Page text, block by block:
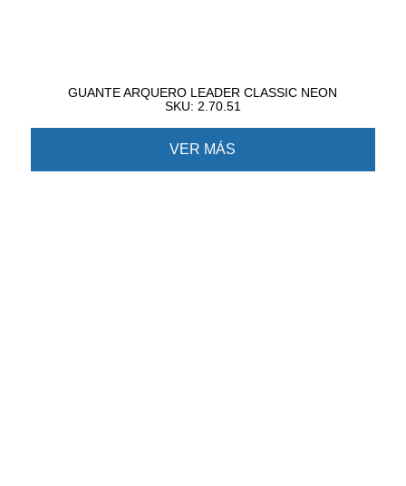
GUANTE ARQUERO LEADER CLASSIC NEON
SKU: 2.70.51
VER MÁS